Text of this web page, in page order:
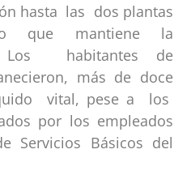
hasta las dos plantas
que mantiene la
Los habitantes de
más de doce
vital, pese a los
por los empleados
Servicios Básicos del